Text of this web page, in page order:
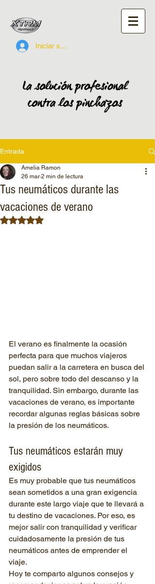
Iniciar sesión
Entrada
Tus neumáticos durante las
vacaciones de verano
Amelia Ramon
26 mar 2 min de lectura
Obtuvo NaN de 5 estrellas.
El verano es finalmente la ocasión
perfecta para que muchos viajeros
puedan salir a la carretera en busca del
sol, pero sobre todo del descanso y la
tranquilidad. Sin embargo, durante las
vacaciones de verano, es importante
recordar algunas reglas básicas sobre
la presión de los neumáticos.
Tus neumáticos estarán muy
exigidos
Es muy probable que tus neumáticos
sean sometidos a una gran exigencia
durante este largo viaje que te llevará a
tu destino de vacaciones. Por eso, es
mejor salir con tranquilidad y verificar
cuidadosamente la presión de tus
neumáticos antes de emprender el
viaje.
Hoy te comparto algunos consejos y